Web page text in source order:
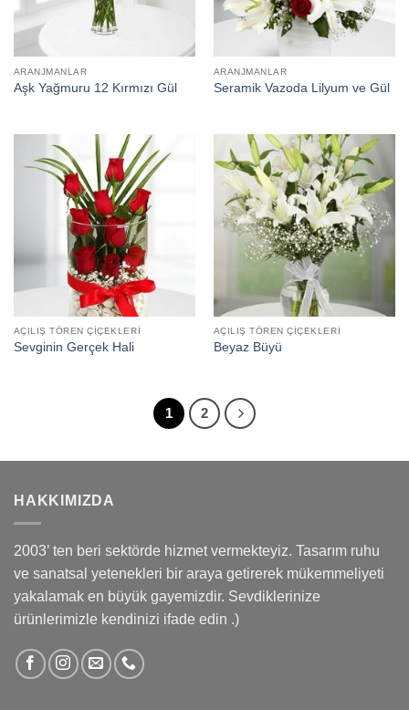
ARANJMANLAR
Aşk Yağmuru 12 Kırmızı Gül
ARANJMANLAR
Seramik Vazoda Lilyum ve Gül
AÇILIŞ TÖREN ÇIÇEKLERI
Sevginin Gerçek Hali
AÇILIŞ TÖREN ÇIÇEKLERI
Beyaz Büyü
1 2
HAKKIMIZDA
2003’ ten beri sektörde hizmet vermekteyiz. Tasarım ruhu
ve sanatsal yetenekleri bir araya getirerek mükemmeliyeti
yakalamak en büyük gayemizdir. Sevdiklerinize
ürünlerimizle kendinizi ifade edin .)